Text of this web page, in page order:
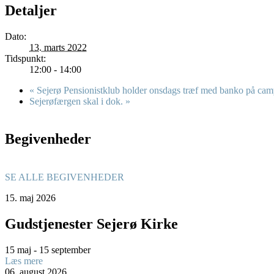
Detaljer
Dato:
13. marts 2022
Tidspunkt:
12:00 - 14:00
« Sejerø Pensionistklub holder onsdags træf med banko på
Sejerøfærgen skal i dok. »
Begivenheder
SE ALLE BEGIVENHEDER
15. maj 2026
Gudstjenester Sejerø Kirke
15 maj - 15 september
Læs mere